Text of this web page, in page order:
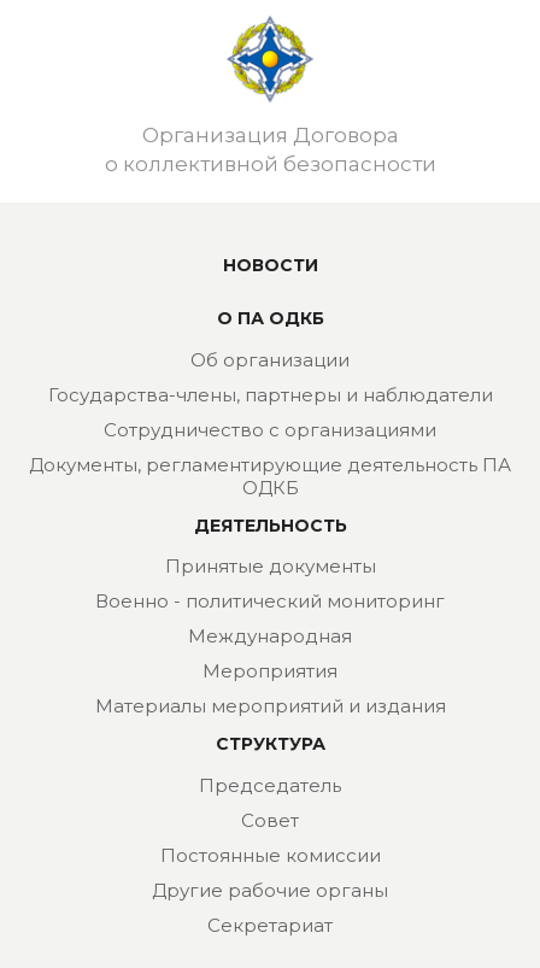
Организация Договора
о коллективной безопасности
НОВОСТИ
О ПА ОДКБ
Об организации
Государства-члены, партнеры и наблюдатели
Сотрудничество с организациями
Документы, регламентирующие деятельность ПА
ОДКБ
ДЕЯТЕЛЬНОСТЬ
Принятые документы
Военно - политический мониторинг
Международная
Мероприятия
Материалы мероприятий и издания
СТРУКТУРА
Председатель
Совет
Постоянные комиссии
Другие рабочие органы
Секретариат